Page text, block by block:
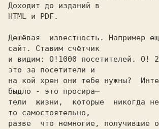
Доходит до изданий в
HTML и PDF.
Дешёвая  известность. Например
сайт. Ставим счётчик
и видим: О! 1000 посетителей. О!
на кой хрен они тебе нужны?
быдло - это просира─
тели  жизни,  которые  никогда
то самостоятельно,
разве  что немногие, получившие